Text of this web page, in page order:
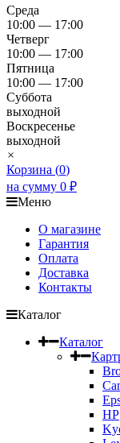
Среда
10:00 — 17:00
Четверг
10:00 — 17:00
Пятница
10:00 — 17:00
Суббота
выходной
Воскресенье
выходной
×
Корзина (0)
на сумму 0 ₽
Меню
О магазине
Гарантия
Оплата
Доставка
Контакты
Каталог
Каталог
HP